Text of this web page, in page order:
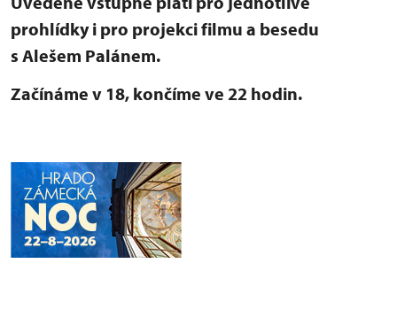
prohlídky i pro projekci filmu a besedu
s Alešem Palánem.
Začínáme v 18, končíme ve 22 hodin.